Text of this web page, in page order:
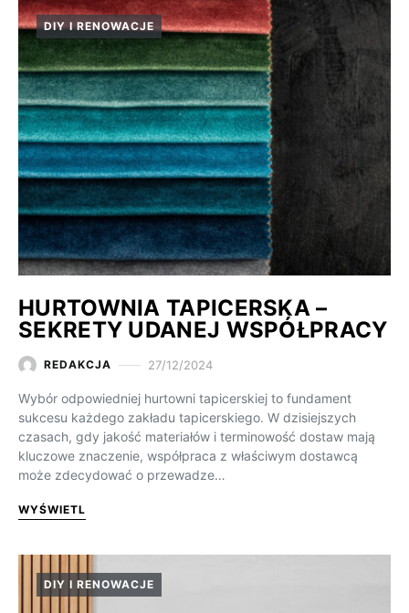
DIY I RENOWACJE
HURTOWNIA TAPICERSKA –
SEKRETY UDANEJ WSPÓŁPRACY
REDAKCJA 27/12/2024
Wybór odpowiedniej hurtowni tapicerskiej to fundament
sukcesu każdego zakładu tapicerskiego. W dzisiejszych
czasach, gdy jakość materiałów i terminowość dostaw mają
kluczowe znaczenie, współpraca z właściwym dostawcą
może zdecydować o przewadze…
WYŚWIETL
DIY I RENOWACJE